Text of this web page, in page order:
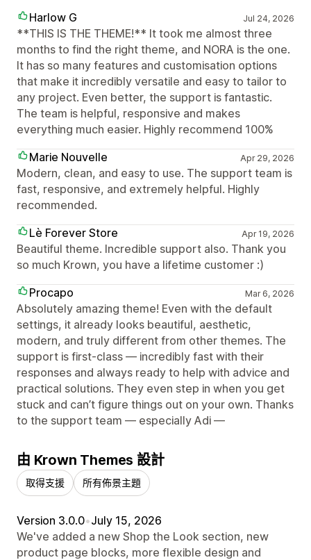
Harlow G Jul 24, 2026
**THIS IS THE THEME!** It took me almost three
months to find the right theme, and NORA is the one.
It has so many features and customisation options
that make it incredibly versatile and easy to tailor to
any project. Even better, the support is fantastic.
The team is helpful, responsive and makes
everything much easier. Highly recommend 100%
Marie Nouvelle
Apr 29, 2026
Modern, clean, and easy to use. The support team is
fast, responsive, and extremely helpful. Highly
recommended.
Lè Forever Store
Apr 19, 2026
Beautiful theme. Incredible support also. Thank you
so much Krown, you have a lifetime customer :)
Procapo
Mar 6, 2026
Absolutely amazing theme! Even with the default
settings, it already looks beautiful, aesthetic,
modern, and truly different from other themes. The
support is first-class — incredibly fast with their
responses and always ready to help with advice and
practical solutions. They even step in when you get
stuck and can’t figure things out on your own. Thanks
to the support team — especially Adi —
由 Krown Themes 設計
取得支援 所有佈景主題
Version 3.0.0•July 15, 2026
We've added a new Shop the Look section, new
product page blocks, more flexible design and